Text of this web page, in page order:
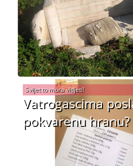
Vatrogascima
pokvarenu hranu?
Svijet to mora vidjeti!